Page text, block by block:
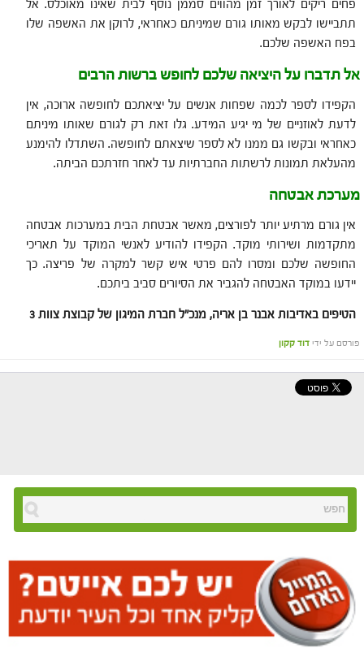
פחים ריקים לאורך זמן מהווים סממן נוסף לבית שאינו מאוכלס. אל
תתביישו לבקש מאותו גורם שמיניתם כאחראי, לרוקן את האשפה שלו
בפח האשפה שלכם.
אל תדברו על היציאה שלכם לחופש ברשות הרבים
הקפידו לספר לכמה שפחות אנשים על יציאתכם לחופשה ארוכה, אין
לדעת לאוזניים של מי יגיע המידע. גלו זאת רק לגורם שאותו מיניתם
כאחראי ובקשו גם ממנו לא לספר שיצאתם לחופשה. השתדלו להימנע
מהעלאת תמונות לרשתות החברתיות עד לאחר חזרתכם הביתה.
מערכת אבטחה
אין גורם מרתיע יותר לפורצים, מאשר אבטחת הבית במערכות אבטחה
מתקדמות ושירותי מוקד. הקפידו להודיע לאנשי המוקד על תאריכי
החופשה שלכם ומסרו להם פרטי איש קשר למקרה של פריצה. כך
יידעו במוקד האבטחה להגביר את הסיורים סביב ביתכם.
הטיפים באדיבות אבנר בן אריה, מנכ"ל חברת המיגון של קבוצת צוות 3
פורסם על ידי דוד קקון